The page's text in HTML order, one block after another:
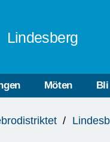
Lindesberg
Möten